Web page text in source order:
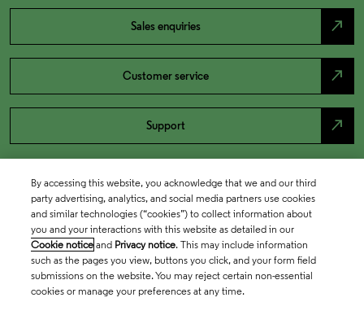
Sales enquiries north_east
Customer service north_east
Support north_east
By accessing this website, you acknowledge that we and our third
party advertising, analytics, and social media partners use cookies
and similar technologies (“cookies”) to collect information about
you and your interactions with this website as detailed in our
Cookie notice and Privacy notice. This may include information
such as the pages you view, buttons you click, and your form field
submissions on the website. You may reject certain non-essential
cookies or manage your preferences at any time.